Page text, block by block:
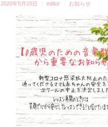
2020年5月15日 editor お知らせ